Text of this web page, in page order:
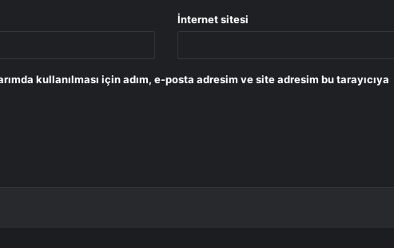
İnternet sitesi
kullanılması için adım, e-posta adresim ve site adresim bu tarayıcıya